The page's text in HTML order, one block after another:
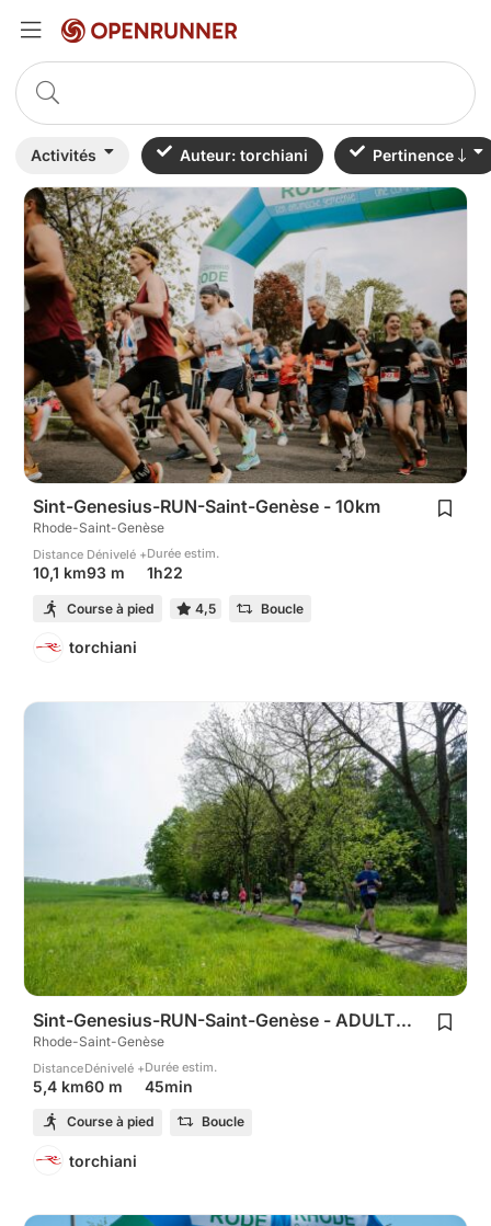
Activités Auteur: torchiani Pertinence
Sint-Genesius-RUN-Saint-Genèse - 10km
Rhode-Saint-Genèse
Distance
10,1 km
Dénivelé +
93 m
Durée estim.
1h22
Course à pied 4,5 Boucle
torchiani
Sint-Genesius-RUN-Saint-Genèse - ADULTS 5Km
Rhode-Saint-Genèse
Distance
5,4 km
Dénivelé +
60 m
Durée estim.
45min
Course à pied Boucle
torchiani